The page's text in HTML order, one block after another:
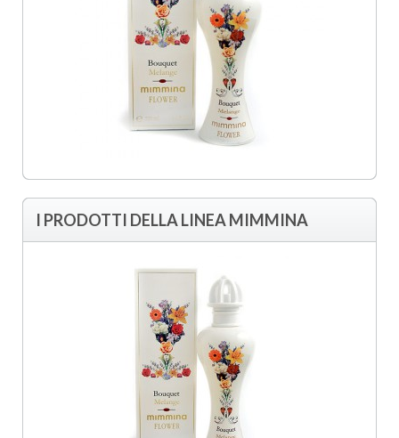
I PRODOTTI DELLA LINEA MIMMINA